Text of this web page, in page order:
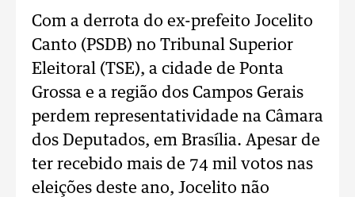
Com a derrota do ex-prefeito Jocelito
Canto (PSDB) no Tribunal Superior
Eleitoral (TSE), a cidade de Ponta
Grossa e a região dos Campos Gerais
perdem representatividade na Câmara
dos Deputados, em Brasília. Apesar de
ter recebido mais de 74 mil votos nas
eleições deste ano, Jocelito não